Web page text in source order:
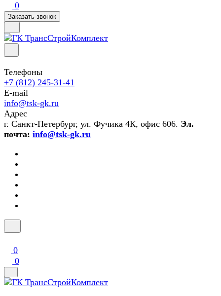
0
Заказать звонок
Телефоны
+7 (812) 245-31-41
E-mail
info@tsk-gk.ru
Адрес
г. Санкт-Петербург, ул. Фучика 4К, офис 606. Эл.
почта: info@tsk-gk.ru
0
0